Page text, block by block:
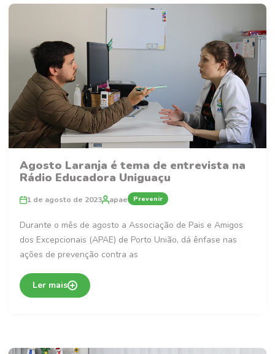
Agosto Laranja é tema de entrevista na
Rádio Educadora Uniguaçu
1 de agosto de 2023 apae Prevenir
Durante o mês de agosto a Associação de Pais e Amigos
dos Excepcionais (APAE) de Porto União, dá ênfase nas
ações de prevenção contra as
Ler mais